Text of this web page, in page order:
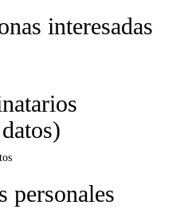
interesadas
personales